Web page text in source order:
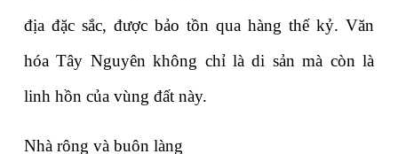
địa đặc sắc, được bảo tồn qua hàng thế kỷ. Văn
hóa Tây Nguyên không chỉ là di sản mà còn là
linh hồn của vùng đất này.
Nhà rông và buôn làng